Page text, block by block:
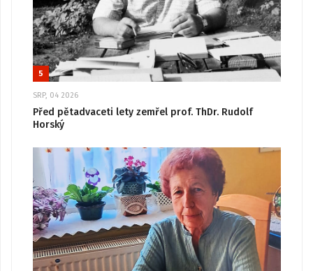
5
SRP, 04 2026
Před pětadvaceti lety zemřel prof. ThDr. Rudolf
Horský